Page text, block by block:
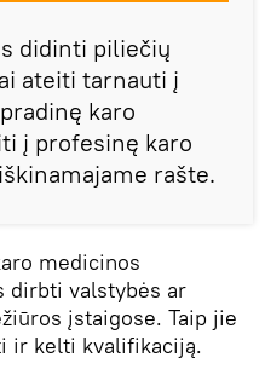
didinti piliečių
ateiti tarnauti į
karo
į profesinę karo
rašte.
medicinos
dirbti valstybės ar
įstaigose. Taip jie
ir kelti kvalifikaciją.